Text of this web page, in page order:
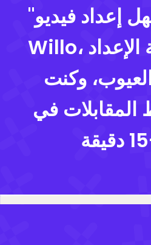
"كان من السهل إعداد فيديو
Willo، وكانت عملية الإعداد
وكنت
المقابلات في